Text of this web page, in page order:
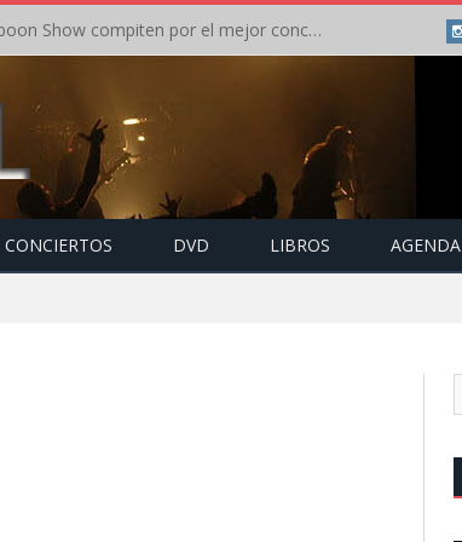
Crónica: In Flames y The Baboon Show compiten por el mejor concierto del día en el Leyendas del Rock – Viernes – Agosto 2026
CONCIERTOS DVD LIBROS AGENDA